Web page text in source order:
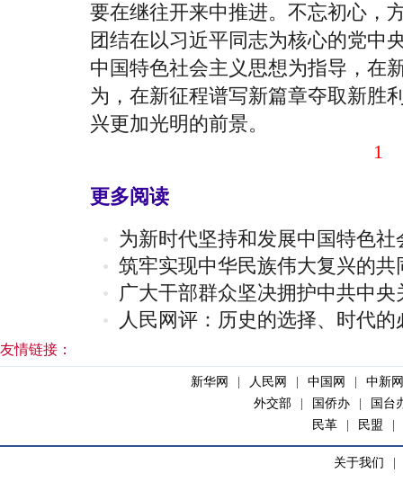
要在继往开来中推进。不忘初心，
团结在以习近平同志为核心的党中
中国特色社会主义思想为指导，在
为，在新征程谱写新篇章夺取新胜
兴更加光明的前景。
1
更多阅读
为新时代坚持和发展中国特色
筑牢实现中华民族伟大复兴的共
广大干部群众坚决拥护中共中
人民网评：历史的选择、时代
友情链接：
新华网 人民网 中国网
中新网
外交部
国侨办
国台
民革
民盟
关于我们